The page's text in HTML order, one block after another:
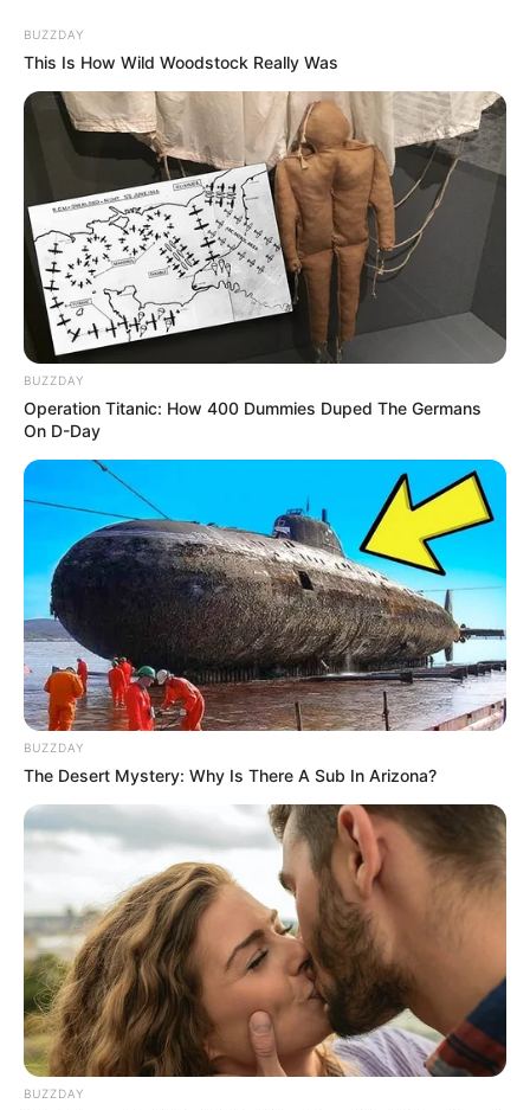
contenu LE MEILLEUR PRONOSTIC
La Base du QUINTÉ au Special Tocard du PMU
Menu
PRIX DU PRESIDENT 2023
Quinté Programme et Pronostic PMU du 2
Avril 2023 – PRIX DU PRESIDENT DE LA
REPUBLIQUE
AUTEUIL – 15h15 – Steeple – 4700m – 18 Partants – Corde à
gauche.
BUZZDAY
This Is How Wild Woodstock Really Was
BUZZDAY
Operation Titanic: How 400 Dummies Duped The Germans
On D-Day
BUZZDAY
The Desert Mystery: Why Is There A Sub In Arizona?
BUZZDAY